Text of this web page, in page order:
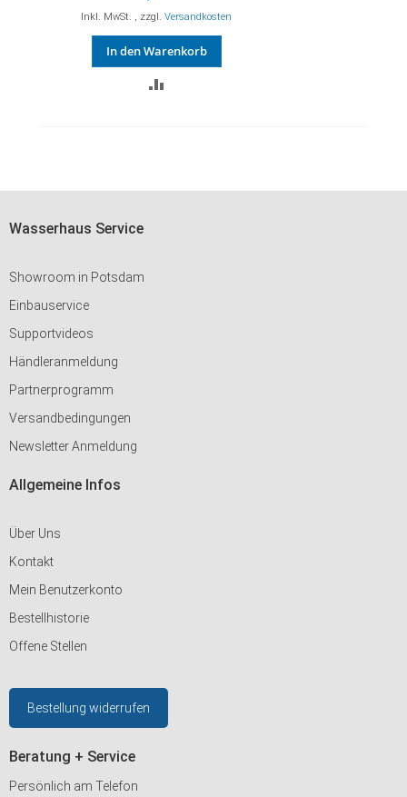
Inkl. MwSt. , zzgl.Versandkosten
In den Warenkorb
Wasserhaus Service
Showroom in Potsdam
Einbauservice
Supportvideos
Händleranmeldung
Partnerprogramm
Versandbedingungen
Newsletter Anmeldung
Allgemeine Infos
Über Uns
Kontakt
Mein Benutzerkonto
Bestellhistorie
Offene Stellen
Bestellung widerrufen
Beratung + Service
Persönlich am Telefon